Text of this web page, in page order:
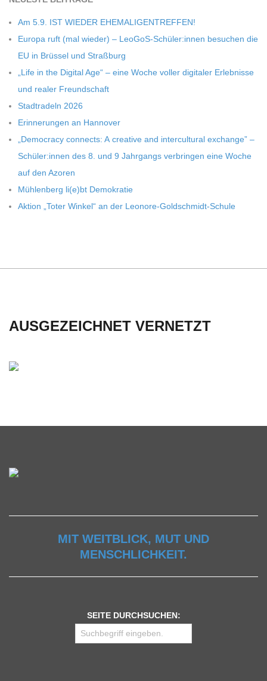
Am 5.9. IST WIEDER EHEMALIGENTREFFEN!
Europa ruft (mal wie­der) – LeoGoS-Schüler:innen besu­chen die
EU in Brüs­sel und Straßburg
„Life in the Digi­tal Age“ – eine Woche vol­ler digi­ta­ler Erleb­nisse
und rea­ler Freundschaft
Stadt­ra­deln 2026
Erin­ne­run­gen an Hannover
„Demo­cracy con­nects: A crea­tive and inter­cul­tu­ral exch­ange” –
Schüler:innen des 8. und 9 Jahr­gangs ver­brin­gen eine Woche
auf den Azoren
Müh­len­berg li(e)bt Demokratie
Aktion „Toter Win­kel“ an der Leonore-Goldschmidt-Schule
AUSGEZEICHNET VERNETZT
MIT WEITBLICK, MUT UND
MENSCHLICHKEIT.
SEITE DURCHSUCHEN: